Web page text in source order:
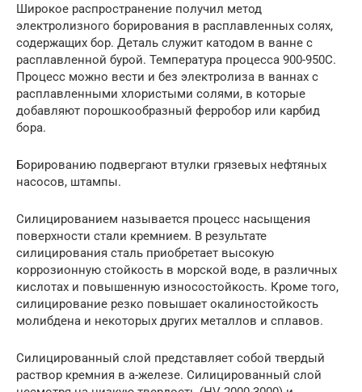
Широкое распространение получил метод
электролизного борирования в расплавленных солях,
содержащих бор. Деталь служит катодом в ванне с
расплавленной бурой. Температура процесса 900-950С.
Процесс можно вести и без электролиза в ваннах с
расплавленными хлористыми солями, в которые
добавляют порошкообразный ферробор или карбид
бора.
Борированию подвергают втулки грязевых нефтяных
насосов, штампы.
Силицированием называется процесс насыщения
поверхности стали кремнием. В результате
силицирования сталь приобретает высокую
коррозионную стойкость в морской воде, в различных
кислотах и повышенную износостойкость. Кроме того,
силицирование резко повышает окалиностойкость
молибдена и некоторых других металлов и сплавов.
Силицированный слой представляет собой твердый
раствор кремния в а-железе. Силицированный слой